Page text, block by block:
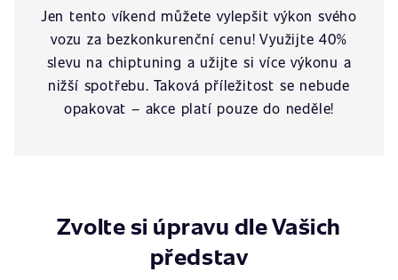
Jen tento víkend můžete vylepšit výkon svého
vozu za bezkonkurenční cenu! Využijte 40%
slevu na chiptuning a užijte si více výkonu a
nižší spotřebu. Taková příležitost se nebude
opakovat – akce platí pouze do neděle!
Zvolte si úpravu dle Vašich
představ